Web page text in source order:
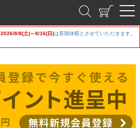
2026/8/8(土)～8/16(日)は長期休暇とさせていただきます。